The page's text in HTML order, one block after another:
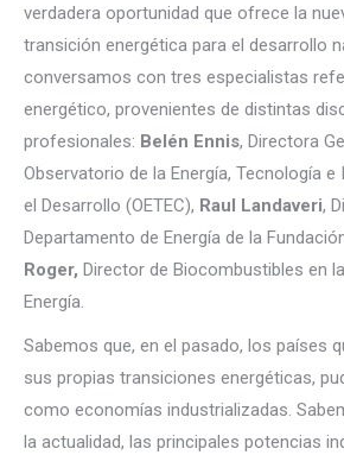
verdadera oportunidad que ofrece la
transición energética para el desarrollo
conversamos con tres especialistas
energético, provenientes de distintas
profesionales: Belén Ennis, Directora
Observatorio de la Energía, Tecnología
el Desarrollo (OETEC), Raul Landaveri,
Departamento de Energía de la
Roger, Director de Biocombustibles en
Energía.
Sabemos que, en el pasado, los países
sus propias transiciones energéticas,
como economías industrializadas.
la actualidad, las principales potencias